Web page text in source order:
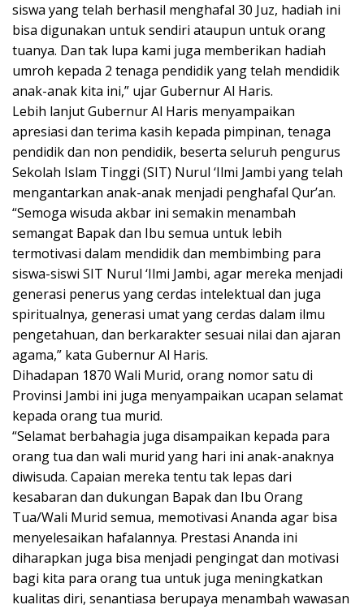
siswa yang telah berhasil menghafal 30 Juz, hadiah ini
bisa digunakan untuk sendiri ataupun untuk orang
tuanya. Dan tak lupa kami juga memberikan hadiah
umroh kepada 2 tenaga pendidik yang telah mendidik
anak-anak kita ini,” ujar Gubernur Al Haris.
Lebih lanjut Gubernur Al Haris menyampaikan
apresiasi dan terima kasih kepada pimpinan, tenaga
pendidik dan non pendidik, beserta seluruh pengurus
Sekolah Islam Tinggi (SIT) Nurul ‘Ilmi Jambi yang telah
mengantarkan anak-anak menjadi penghafal Qur’an.
“Semoga wisuda akbar ini semakin menambah
semangat Bapak dan Ibu semua untuk lebih
termotivasi dalam mendidik dan membimbing para
siswa-siswi SIT Nurul ‘Ilmi Jambi, agar mereka menjadi
generasi penerus yang cerdas intelektual dan juga
spiritualnya, generasi umat yang cerdas dalam ilmu
pengetahuan, dan berkarakter sesuai nilai dan ajaran
agama,” kata Gubernur Al Haris.
Dihadapan 1870 Wali Murid, orang nomor satu di
Provinsi Jambi ini juga menyampaikan ucapan selamat
kepada orang tua murid.
“Selamat berbahagia juga disampaikan kepada para
orang tua dan wali murid yang hari ini anak-anaknya
diwisuda. Capaian mereka tentu tak lepas dari
kesabaran dan dukungan Bapak dan Ibu Orang
Tua/Wali Murid semua, memotivasi Ananda agar bisa
menyelesaikan hafalannya. Prestasi Ananda ini
diharapkan juga bisa menjadi pengingat dan motivasi
bagi kita para orang tua untuk juga meningkatkan
kualitas diri, senantiasa berupaya menambah wawasan